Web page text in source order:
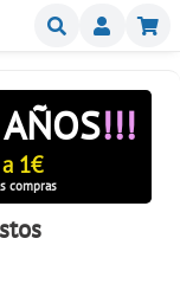
Buscar
!!!
1€
compras